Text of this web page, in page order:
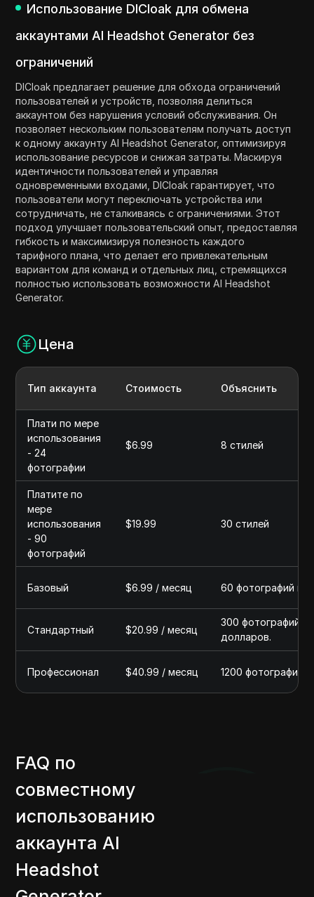
Использование DICloak для обмена
аккаунтами AI Headshot Generator без
ограничений
DICloak предлагает решение для обхода ограничений
пользователей и устройств, позволяя делиться
аккаунтом без нарушения условий обслуживания. Он
позволяет нескольким пользователям получать доступ
к одному аккаунту AI Headshot Generator, оптимизируя
использование ресурсов и снижая затраты. Маскируя
идентичности пользователей и управляя
одновременными входами, DICloak гарантирует, что
пользователи могут переключать устройства или
сотрудничать, не сталкиваясь с ограничениями. Этот
подход улучшает пользовательский опыт, предоставляя
гибкость и максимизируя полезность каждого
тарифного плана, что делает его привлекательным
вариантом для команд и отдельных лиц, стремящихся
полностью использовать возможности AI Headshot
Generator.
Цена
Тип аккаунта Стоимость Объяснить
Плати по мере
использования
- 24
фотографии
$6.99 8 стилей
Платите по
мере
использования
- 90
фотографий
$19.99 30 стилей
Базовый $6.99 / месяц 60 фотографий в
Стандартный $20.99 / месяц
300 фотографий в
долларов.
Профессионал $40.99 / месяц 1200 фотографий
FAQ по
совместному
использованию
аккаунта AI
Headshot